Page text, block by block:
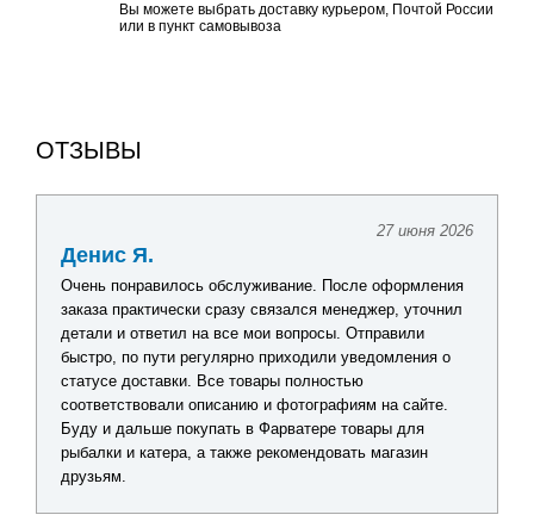
Вы можете выбрать доставку курьером, Почтой России
или в пункт самовывоза
ОТЗЫВЫ
27 июня 2026
Денис Я.
Очень понравилось обслуживание. После оформления
заказа практически сразу связался менеджер, уточнил
детали и ответил на все мои вопросы. Отправили
быстро, по пути регулярно приходили уведомления о
статусе доставки. Все товары полностью
соответствовали описанию и фотографиям на сайте.
Буду и дальше покупать в Фарватере товары для
рыбалки и катера, а также рекомендовать магазин
друзьям.